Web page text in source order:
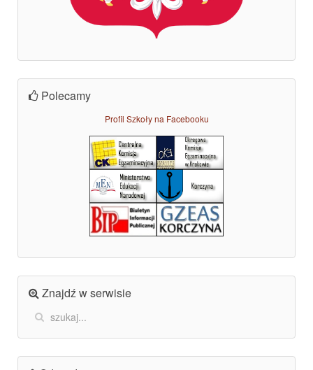
Polecamy
Profil Szkoły na Facebooku
Znajdź w serwisie